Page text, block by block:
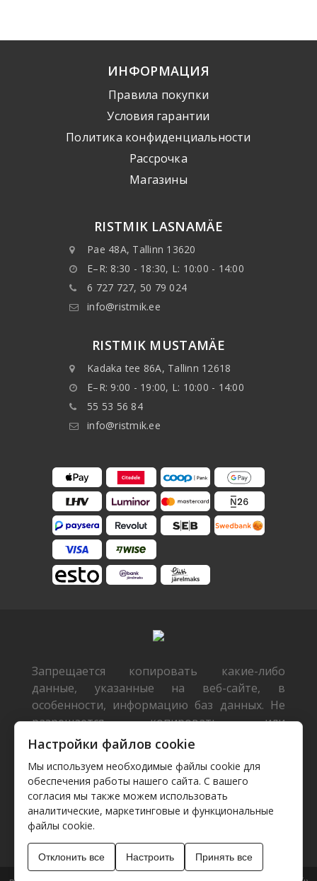
ИНФОРМАЦИЯ
Правила покупки
Условия гарантии
Политика конфиденциальности
Рассрочка
Mагазины
RISTMIK LASNAMÄE
Pae 48A, Tallinn 13620
E–R: 8:30 - 18:30, L: 10:00 - 14:00
6 727 727, 50 79 024
info@ristmik.ee
RISTMIK MUSTAMÄE
Kadaka tee 86A, Tallinn 12618
E–R: 9:00 - 19:00, L: 10:00 - 14:00
55 53 56 84
info@ristmik.ee
Запрещается копировать какие-либо
данные, указанные на веб-сайте, в
особенности, информацию баз данных. Не
разрешается копировать или
распространять данные или базы данных
без предварительного письменного
согласия TecDoc или/и разрешать такие
действия третьим лицам. Такие действия
будут расцениваться как нарушение
авторских прав и будут преследоваться
согласно действующему законодательству.
Настройки файлов cookie
Мы используем необходимые файлы cookie для
обеспечения работы нашего сайта. С вашего
согласия мы также можем использовать
аналитические, маркетинговые и функциональные
файлы cookie.
Отклонить все Настроить Принять все